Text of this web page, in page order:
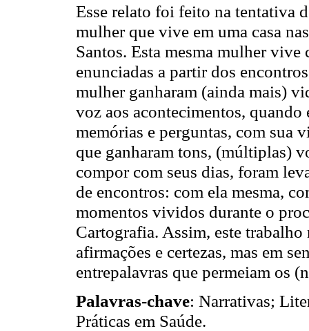
Esse relato foi feito na tentativa
mulher que vive em uma casa
Santos. Esta mesma mulher
enunciadas a partir dos
mulher ganharam (ainda mais)
voz aos acontecimentos,
memórias e perguntas, com sua
que ganharam tons, (múltiplas)
compor com seus dias, foram
de encontros: com ela mesma,
momentos vividos durante o
Cartografia. Assim, este trabalho
afirmações e certezas, mas em
entrepalavras que permeiam os
Palavras-chave: Narrativas;
Práticas em Saúde.